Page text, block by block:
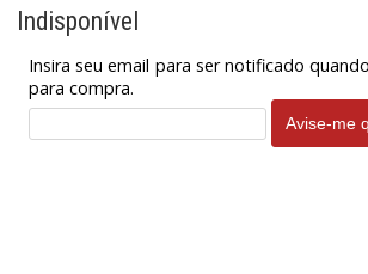
Indisponível
Insira seu email para ser notificado
para compra.